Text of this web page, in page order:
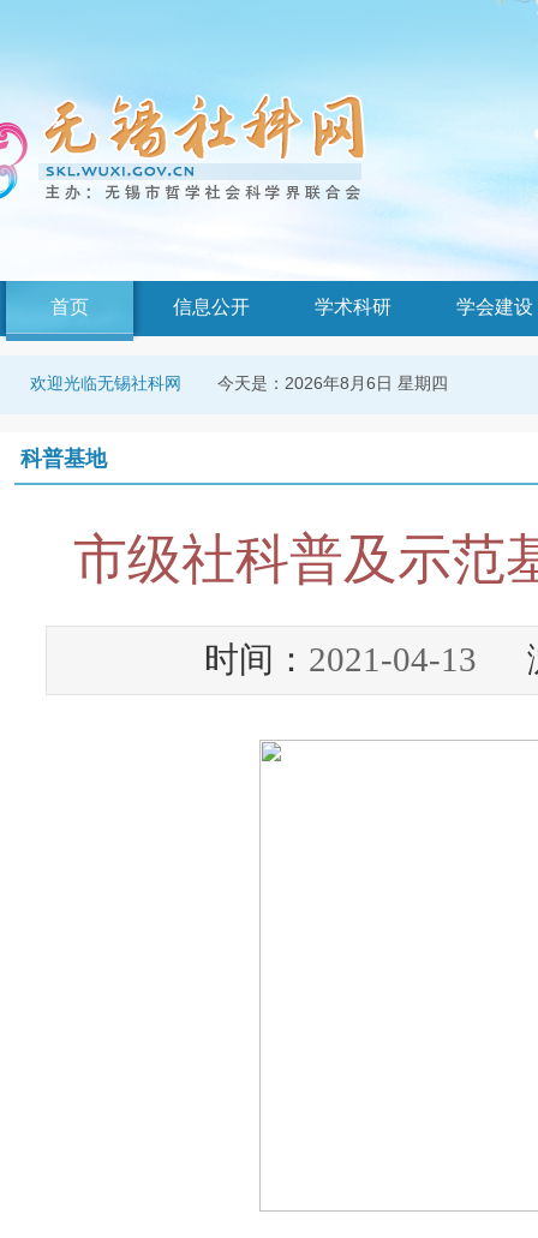
首页 信息公开 学术科研 学会建设
欢迎光临无锡社科网 今天是： 2026年8月6日 星期四
科普基地
市级社科普及示范
时间： 2021-04-13